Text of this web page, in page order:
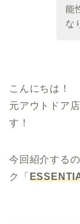
能
な
こんにちは！
元アウトドア
す！
今回紹介する
ク「